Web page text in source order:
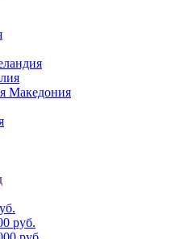
Македония
руб.